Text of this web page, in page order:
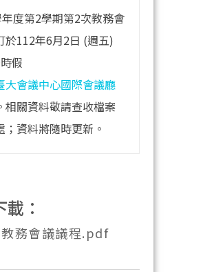
度第2學期第2次教務會
於112年6月2日 (週五)
假
大會議中心國際會議廳
相關資料敬請查收檔案
；資料將隨時更新。
：
務會議議程.pdf